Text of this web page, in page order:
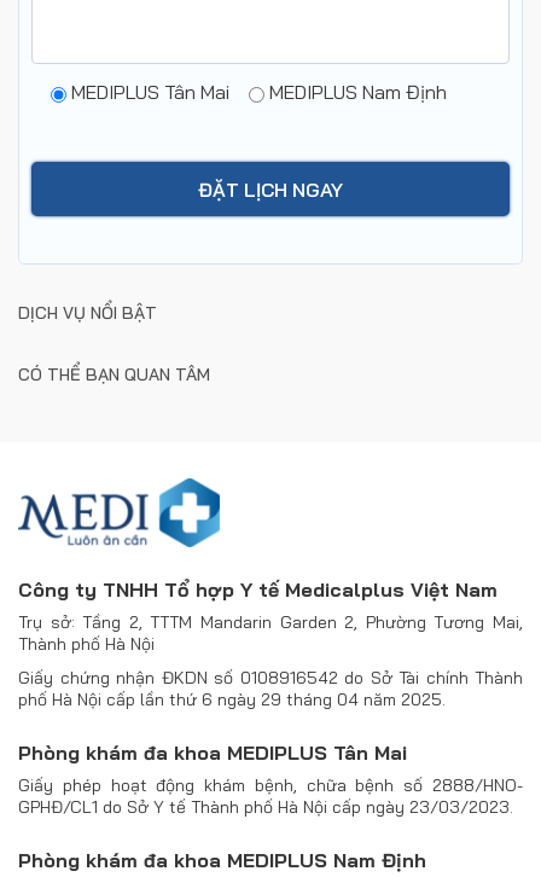
MEDIPLUS Tân Mai MEDIPLUS Nam Định
DỊCH VỤ NỔI BẬT
CÓ THỂ BẠN QUAN TÂM
Công ty TNHH Tổ hợp Y tế Medicalplus Việt Nam
Trụ sở: Tầng 2, TTTM Mandarin Garden 2, Phường Tương Mai,
Thành phố Hà Nội
Giấy chứng nhận ĐKDN số 0108916542 do Sở Tài chính Thành
phố Hà Nội cấp lần thứ 6 ngày 29 tháng 04 năm 2025.
Phòng khám đa khoa MEDIPLUS Tân Mai
Giấy phép hoạt động khám bệnh, chữa bệnh số 2888/HNO-
GPHĐ/CL1 do Sở Y tế Thành phố Hà Nội cấp ngày 23/03/2023.
Phòng khám đa khoa MEDIPLUS Nam Định